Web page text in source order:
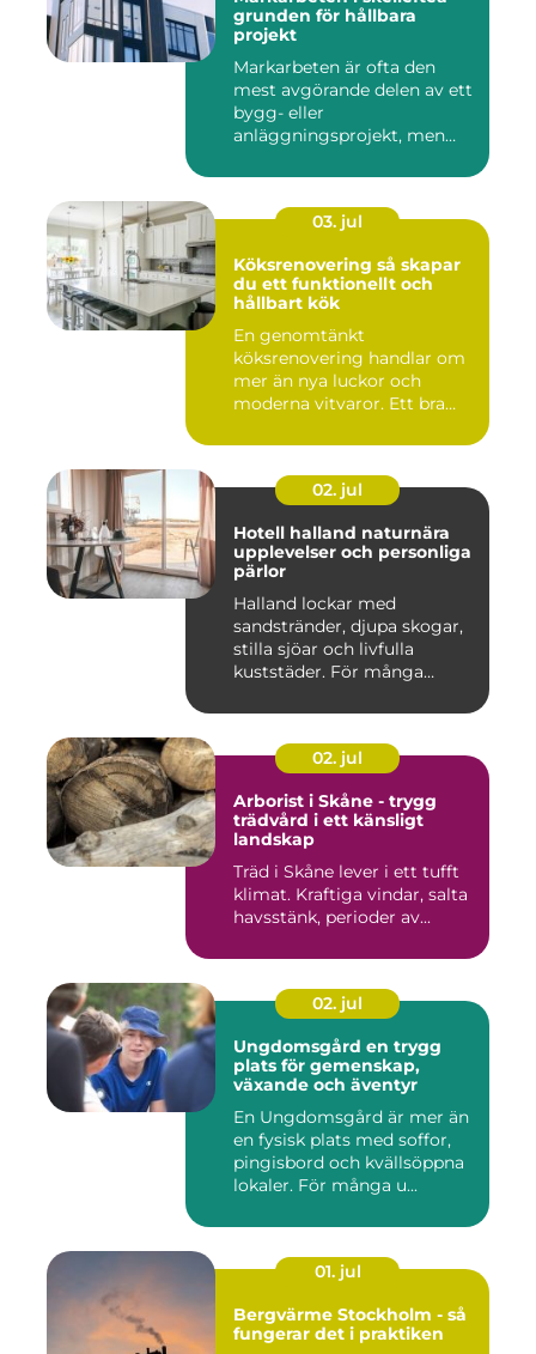
grunden för hållbara
projekt
Markarbeten är ofta den
mest avgörande delen av ett
bygg- eller
anläggningsprojekt, men
03. jul
Köksrenovering så skapar
du ett funktionellt och
hållbart kök
En genomtänkt
köksrenovering handlar om
mer än nya luckor och
moderna vitvaror. Ett bra
02. jul
Hotell halland naturnära
upplevelser och personliga
pärlor
Halland lockar med
sandstränder, djupa skogar,
stilla sjöar och livfulla
kuststäder. För många
02. jul
Arborist i Skåne - trygg
trädvård i ett känsligt
landskap
Träd i Skåne lever i ett tufft
klimat. Kraftiga vindar, salta
havsstänk, perioder av...
02. jul
Ungdomsgård en trygg
plats för gemenskap,
växande och äventyr
En Ungdomsgård är mer än
en fysisk plats med soffor,
pingisbord och kvällsöppna
lokaler. För många u...
01. jul
Bergvärme Stockholm - så
fungerar det i praktiken